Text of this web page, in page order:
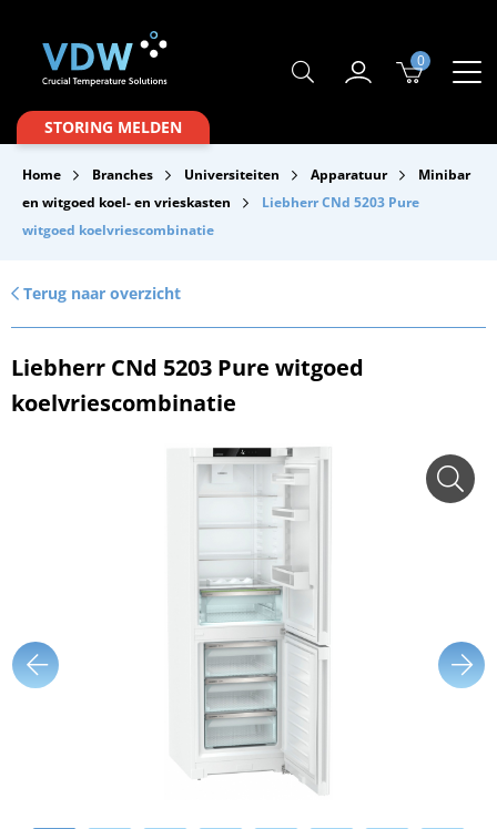
Producten
Branches
Merken
Over VDW
Service & Onderhoud
Downloads
0
STORING MELDEN
Home Branches Universiteiten Apparatuur
Minibar
en witgoed koel- en vrieskasten
Liebherr CNd 5203 Pure
witgoed koelvriescombinatie
Terug naar overzicht
Liebherr CNd 5203 Pure witgoed
koelvriescombinatie